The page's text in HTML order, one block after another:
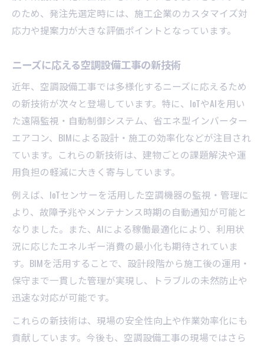
のため、発注先選定時には、施工企業のカスタマイズ対
応力や提案力が大きな評価ポイントとなっています。
ニーズに応える空調設備工事の新技術
近年、空調設備工事では多様化するニーズに応えるため
の新技術が次々と登場しています。特に、IoTやAIを用い
た遠隔監視・自動制御システム、省エネ型インバーター
エアコン、BIMによる設計・施工の効率化などが注目され
ています。これらの新技術は、建物ごとの課題解決や運
用負担の軽減に大きく寄与しています。
例えば、IoTセンサーを活用した空調機器の監視・管理に
より、故障予兆やメンテナンス時期の自動通知が可能と
なりました。また、AIによる稼働最適化により、利用状
況に応じたエネルギー消費の最小化も期待されていま
す。BIMを活用することで、設計段階から施工後の運用・
保守まで一貫した管理が実現し、トラブルの未然防止や
迅速な対応が可能です。
これらの新技術は、現場の安全性向上や作業効率化にも
貢献しています。今後も、空調設備工事の現場ではさら